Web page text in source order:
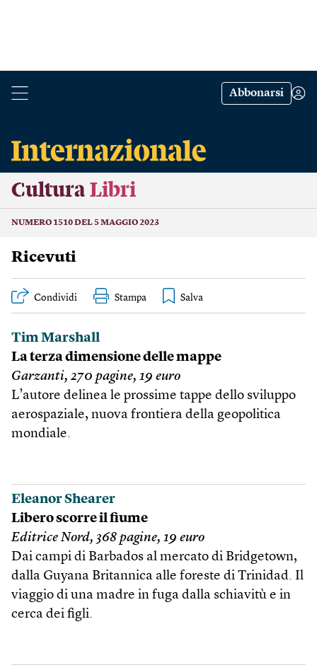
Abbonarsi
Cultura Libri
NUMERO 1510 DEL 5 MAGGIO 2023
Ricevuti
Condividi Stampa
Tim Marshall
La terza dimensione delle mappe
Garzanti, 270 pagine, 19 euro
L’autore delinea le prossime tappe dello sviluppo
aerospaziale, nuova frontiera della geopolitica
mondiale.
Eleanor Shearer
Libero scorre il fiume
Editrice Nord, 368 pagine, 19 euro
Dai campi di Barbados al mercato di Bridgetown,
dalla Guyana Britannica alle foreste di Trinidad. Il
viaggio di una madre in fuga dalla schiavitù e in
cerca dei figli.